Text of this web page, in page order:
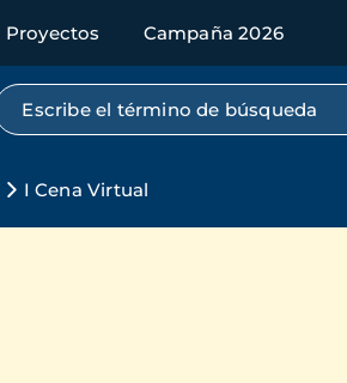
Proyectos Campaña 2026
Búsqueda por texto completo
I Cena Virtual